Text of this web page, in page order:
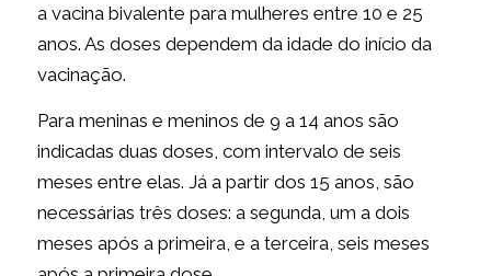
a vacina bivalente para mulheres entre 10 e 25
anos. As doses dependem da idade do início da
vacinação.
Para meninas e meninos de 9 a 14 anos são
indicadas duas doses, com intervalo de seis
meses entre elas. Já a partir dos 15 anos, são
necessárias três doses: a segunda, um a dois
meses após a primeira, e a terceira, seis meses